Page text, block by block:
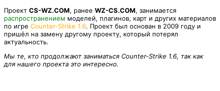
Проект CS-WZ.COM, ранее WZ-CS.COM, занимается
распространением моделей, плагинов, карт и других материалов
по игре Counter-Strike 1.6. Проект был основан в 2009 году и
пришёл на замену другому проекту, который потерял
актуальность.
Мы те, кто продолжают заниматься Counter-Strike 1.6, так как
для нашего проекта это интересно.